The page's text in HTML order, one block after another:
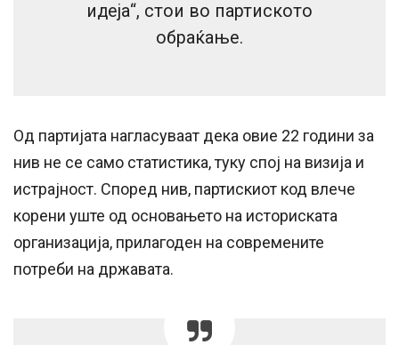
идеја“, стои во партиското
обраќање.
Од партијата нагласуваат дека овие 22 години за
нив не се само статистика, туку спој на визија и
истрајност. Според нив, партискиот код влече
корени уште од основањето на историската
организација, прилагоден на современите
потреби на државата.